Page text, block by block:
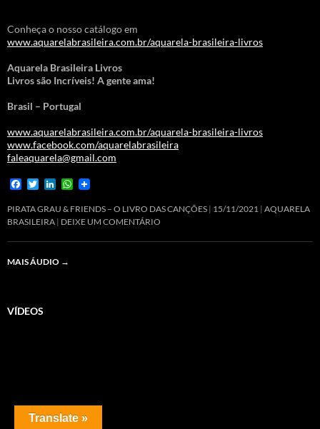
Conheça o nosso catálogo em
www.aquarelabrasileira.com.br/aquarela-brasileira-livros
Aquarela Brasileira Livros
Livros são Incríveis! A gente ama!
Brasil – Portugal
www.aquarelabrasileira.com.br/aquarela-brasileira-livros
www.facebook.com/aquarelabrasileira
faleaquarela@gmail.com
F
c
e
b
o
k
T
i
t
t
e
n
k
e
d
n
W
a
t
s
A
PIRATA GRAU & FRIENDS – O LIVRO DAS CANÇÕES 15/11/2021
AQUARELA
BRASILEIRA DEIXE UM COMENTÁRIO
MAIS ÁUDIO →
VÍDEOS
Translate »